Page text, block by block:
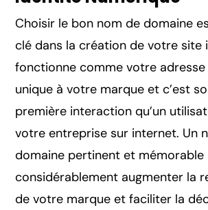
Choisir le bon nom de domaine
clé dans la création de votre site
fonctionne comme votre
unique à votre marque et c’est
première interaction qu’un
votre entreprise sur internet. Un
domaine pertinent et mémorable
considérablement augmenter la
de votre marque et faciliter la